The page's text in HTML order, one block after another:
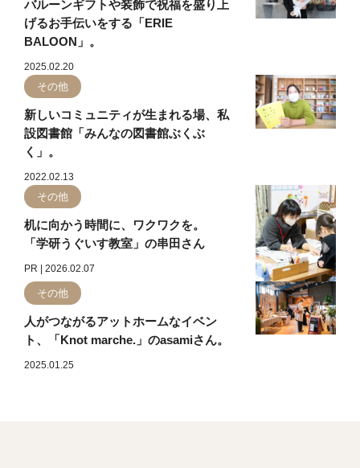
バルーンギフトや装飾で祝福を盛り上
げるお手伝いをする「ERIE
BALOON」。
2025.02.20
その他
新しいコミュニティが生まれる場、私
設図書館「みんなの図書館ぶくぶ
く」。
2022.02.13
その他
机に向かう時間に、ワクワクを。
「学研うぐいす教室」の串田さん
PR | 2026.02.07
その他
人がつながるアットホームなイベン
ト、「Knot marche.」のasamiさん。
2025.01.25